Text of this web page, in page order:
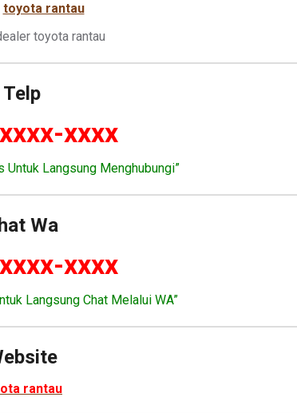
toyota rantau
toyota rantau
Telp
xxxx
Untuk Langsung Menghubungi”
Wa
xxxx
Langsung Chat Melalui WA”
rantau